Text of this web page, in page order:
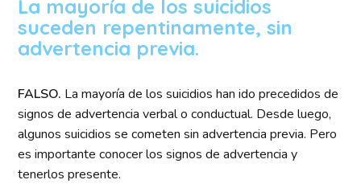
La mayoría de los suicidios
suceden repentinamente, sin
advertencia previa.
FALSO. La mayoría de los suicidios han ido precedidos de
signos de advertencia verbal o conductual. Desde luego,
algunos suicidios se cometen sin advertencia previa. Pero
es importante conocer los signos de advertencia y
tenerlos presente.